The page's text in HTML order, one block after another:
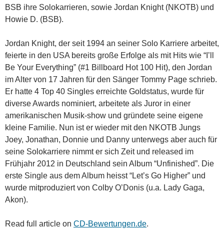
BSB ihre Solokarrieren, sowie Jordan Knight (NKOTB) und
Howie D. (BSB).
Jordan Knight, der seit 1994 an seiner Solo Karriere arbeitet,
feierte in den USA bereits große Erfolge als mit Hits wie “I’ll
Be Your Everything” (#1 Billboard Hot 100 Hit), den Jordan
im Alter von 17 Jahren für den Sänger Tommy Page schrieb.
Er hatte 4 Top 40 Singles erreichte Goldstatus, wurde für
diverse Awards nominiert, arbeitete als Juror in einer
amerikanischen Musik-show und gründete seine eigene
kleine Familie. Nun ist er wieder mit den NKOTB Jungs
Joey, Jonathan, Donnie und Danny unterwegs aber auch für
seine Solokarriere nimmt er sich Zeit und released im
Frühjahr 2012 in Deutschland sein Album “Unfinished”. Die
erste Single aus dem Album heisst “Let’s Go Higher” und
wurde mitproduziert von Colby O’Donis (u.a. Lady Gaga,
Akon).
Read full article on CD-Bewertungen.de.